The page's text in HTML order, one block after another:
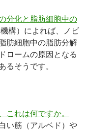
分化と脂肪細胞中の
機構）によれば、ノビ
肪細胞中の脂肪分解
ロームの原因となる
るそうです。
これは何ですか。
い筋（アルベド）や